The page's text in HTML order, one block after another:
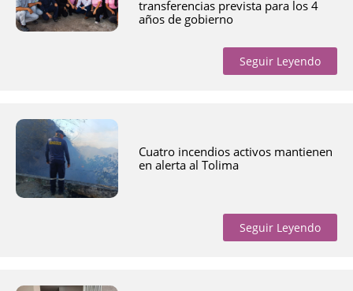
transferencias prevista para los 4
años de gobierno
Seguir Leyendo
Cuatro incendios activos mantienen
en alerta al Tolima
Seguir Leyendo